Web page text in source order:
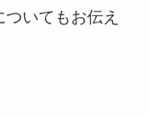
いてもお伝え